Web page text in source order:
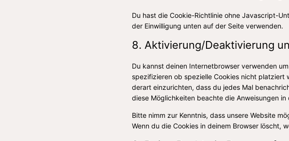
Du hast die Cookie-Richtlinie ohne Javascript-
der Einwilligung unten auf der Seite verwenden.
8. Aktivierung/Deaktivierung
Du kannst deinen Internetbrowser verwenden
spezifizieren ob spezielle Cookies nicht platziert
derart einzurichten, dass du jedes Mal
diese Möglichkeiten beachte die Anweisungen
Bitte nimm zur Kenntnis, dass unsere Website
Wenn du die Cookies in deinem Browser löscht,